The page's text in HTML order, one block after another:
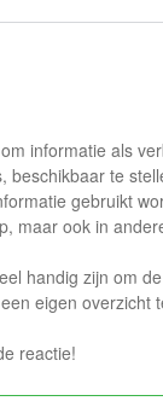
informatie als
beschikbaar te
gebruikt
maar ook in
handig zijn om
eigen overzicht
reactie!